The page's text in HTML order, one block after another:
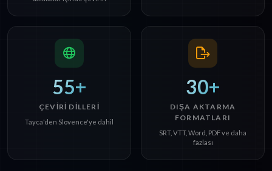
55+
ÇEVIRI DILLERI
Tayca'den Slovence'ye dahil
30+
DIŞA AKTARMA
FORMATLARI
SRT, VTT, Word, PDF ve daha
fazlası